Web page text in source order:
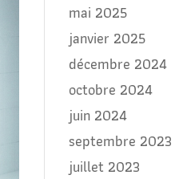
mai 2025
janvier 2025
décembre 2024
octobre 2024
juin 2024
septembre 2023
juillet 2023